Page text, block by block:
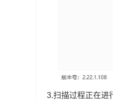
3.扫描过程正在进